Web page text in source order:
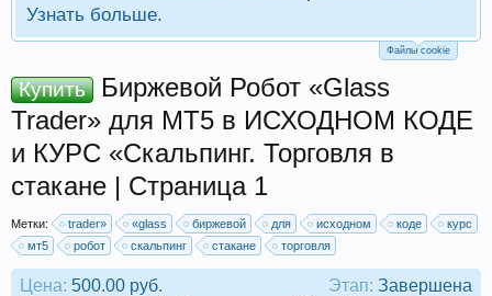
Узнать больше.
Файлы cookie
Купить
Биржевой Робот «Glass
Trader» для МТ5 в ИСХОДНОМ КОДЕ
и КУРС «Скальпинг. Торговля в
стакане | Страница 1
Метки: trader» «glass биржевой для исходном коде
курс
мт5
робот скальпинг стакане торговля
Этап: Завершена
Цена: 500.00 руб.